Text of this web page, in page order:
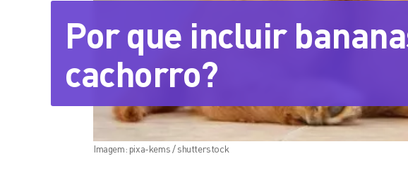
Imagem: pixa-kems / shutterstock
Por que incluir
cachorro?